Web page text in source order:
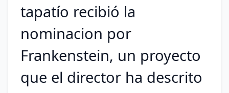
tapatío recibió la
nominacion por
Frankenstein, un proyecto
que el director ha descrito